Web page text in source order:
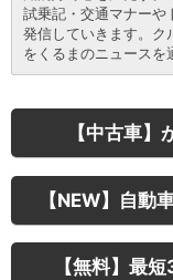
試乗記・交通マナーや
発信していきます。ク
をくるまのニュースを
【中古車
【NEW】自動
【無料】最